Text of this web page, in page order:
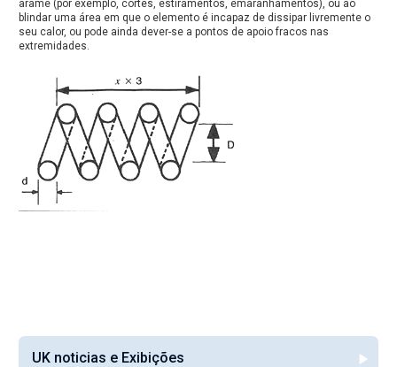
arame (por exemplo, cortes, estiramentos, emaranhamentos), ou ao
blindar uma área em que o elemento é incapaz de dissipar livremente o
seu calor, ou pode ainda dever-se a pontos de apoio fracos nas
extremidades.
UK noticias e Exibições